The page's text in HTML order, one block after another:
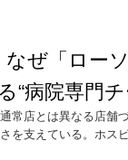
ぜ「ロー
病院専門チ
常店とは異なる店舗
を支えている。ホス